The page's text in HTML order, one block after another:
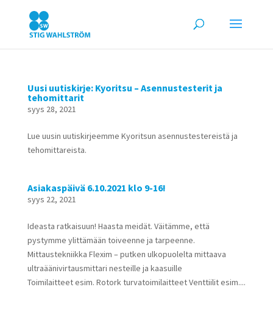
Uusi uutiskirje: Kyoritsu – Asennustesterit ja
tehomittarit
syys 28, 2021
Lue uusin uutiskirjeemme Kyoritsun asennustestereistä ja
tehomittareista.
Asiakaspäivä 6.10.2021 klo 9-16!
syys 22, 2021
Ideasta ratkaisuun! Haasta meidät. Väitämme, että
pystymme ylittämään toiveenne ja tarpeenne.
Mittaustekniikka Flexim – putken ulkopuolelta mittaava
ultraäänivirtausmittari nesteille ja kaasuille
Toimilaitteet esim. Rotork turvatoimilaitteet Venttiilit esim....